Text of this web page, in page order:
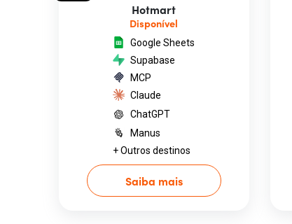
Hotmart
Disponível
Google Sheets
Supabase
MCP
Claude
ChatGPT
Manus
+ Outros destinos
Saiba mais